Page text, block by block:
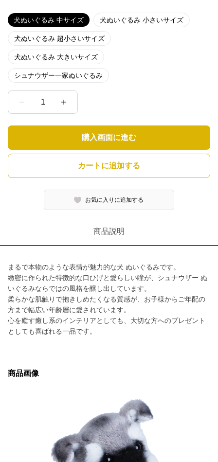
犬ぬいぐるみ 中サイズ 犬ぬいぐるみ 小さいサイズ
犬ぬいぐるみ 超小さいサイズ
犬ぬいぐるみ 大きいサイズ
シュナウザー一家ぬいぐるみ
1
購入画面に進む
カートに追加する
お気に入りに追加する
商品説明
まるで本物のような表情が魅力的な犬 ぬいぐるみです。
緻密に作られた特徴的な口ひげと愛らしい瞳が、シュナウザー ぬ
いぐるみならではの風格を醸し出しています。
柔らかな肌触りで抱きしめたくなる質感が、お子様からご年配の
方まで幅広い年齢層に愛されています。
心を癒す癒し系のインテリアとしても、大切な方へのプレゼント
としても喜ばれる一品です。
商品画像